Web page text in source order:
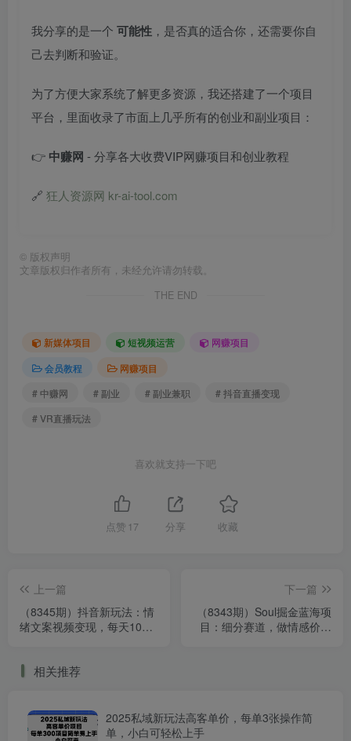
我分享的是一个 可能性 ，是否真的适合你，还需要你自
己去判断和验证。
为了方便大家系统了解更多资源，我还搭建了一个项目
平台，里面收录了市面上几乎所有的创业和副业项目：
👉 中赚网 - 分享各大收费VIP网赚项目和创业教程
🔗 狂人资源网 kr-ai-tool.com
© 版权声明
文章版权归作者所有，未经允许请勿转载。
THE END
新媒体项目 短视频运营
网赚项目
会员教程
网赚项目
# 中赚网
# 副业 # 副业兼职
# 抖音直播变现
# VR直播玩法
喜欢就支持一下吧
点赞 17 分享 收藏
上一篇
（8345期）抖音新玩法：情
绪文案视频变现，每天10分
下一篇
（8343期）Soul掘金蓝海项
目：细分赛道，做情感价值
相关推荐
2025私域新玩法高客单价，每单3张操作简
单，小白可轻松上手